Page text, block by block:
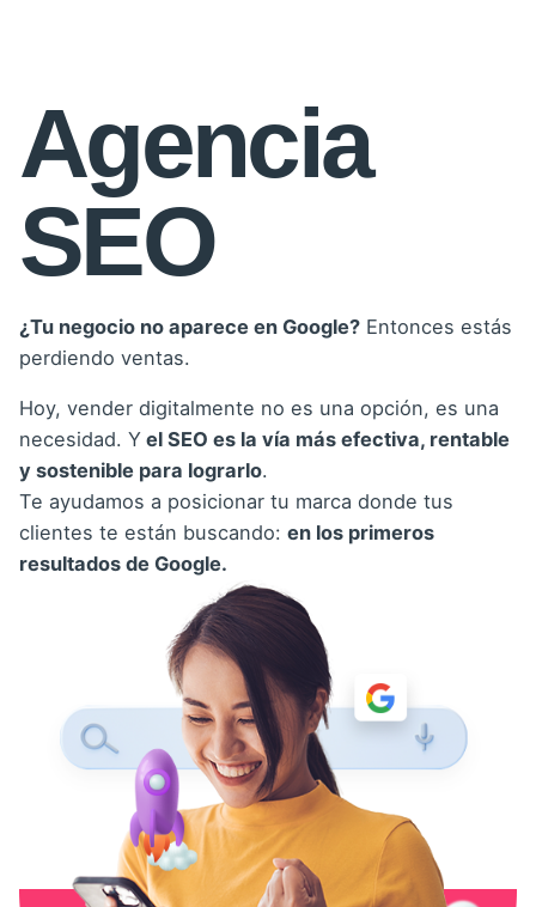
Agencia
SEO
¿Tu negocio no aparece en Google? Entonces estás
perdiendo ventas.
Hoy, vender digitalmente no es una opción, es una
necesidad. Y el SEO es la vía más efectiva, rentable
y sostenible para lograrlo.
Te ayudamos a posicionar tu marca donde tus
clientes te están buscando: en los primeros
resultados de Google.